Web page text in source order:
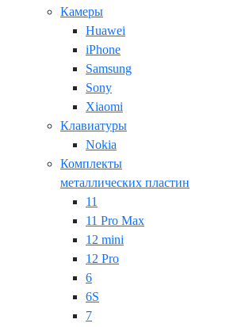
Камеры
Huawei
iPhone
Samsung
Sony
Xiaomi
Клавиатуры
Nokia
Комплекты
металлических пластин
11
11 Pro Max
12 mini
12 Pro
6
6S
7